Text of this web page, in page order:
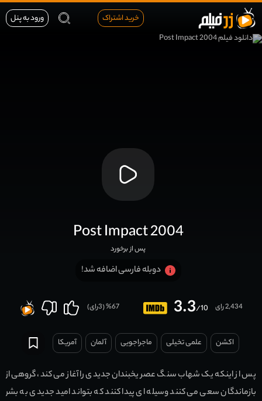
خرید اشتراک ورود به پنل
Post Impact 2004
پس از برخورد
دوبله فارسی اضافه شد!
3.3/10 2,434 رای 67
% (
3رای)
اکشن علمی تخیلی ماجراجویی آلمان آمریکا
پس از اینکه یک شهاب سنگ عصر یخبندان جدیدی را آغاز می کند، گروهی از
بازماندگان سعی می کنند وسیله ای پیدا کنند که بتواند امید جدیدی به بشر